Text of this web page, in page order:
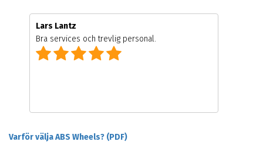
10.0x22
CARMANI 17 Fritz
ET: 40
Lars Lantz
Bra services och trevlig personal.
Varför välja ABS Wheels? (PDF)